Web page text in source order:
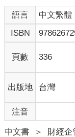
語言 中文繁體
ISBN
頁數 336
出版地 台灣
注音
中文書 ＞ 財經企